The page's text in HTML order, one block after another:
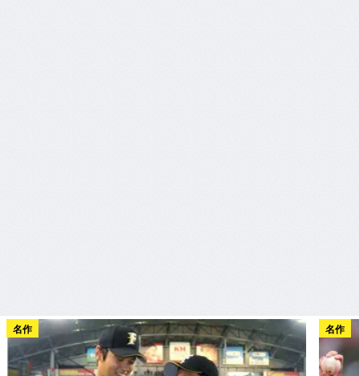
名作 名作